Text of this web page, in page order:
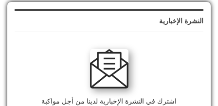
النشرة الإخبارية
اشترك في النشرة الإخبارية لدينا من أجل مواكبة